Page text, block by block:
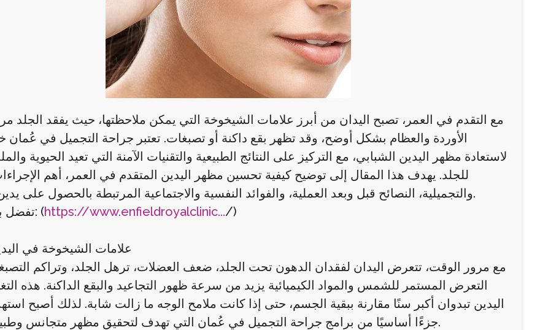
مع التقدم في العمر، تصبح اليدان من أبرز علامات الشيخوخة التي يمكن ملاحظتها، حيث يفقد الجلد
الأوردة والعظام بشكل أوضح، وقد تظهر بقع داكنة أو تصبغات. تعتبر جراحة التجميل في عُمان
لاستعادة مظهر اليدين الشبابي، مع التركيز على النتائج الطبيعية والتقنيات الآمنة التي تعيد الحيوية
للجلد. يهدف هذا المقال إلى توضيح كيفية تحسين مظهر اليدين المتقدم في العمر، أهم
والتجميلية، النصائح قبل وبعد العملية، والفوائد النفسية والاجتماعية المرتبطة بالحصول على يدين أكثر شبابًا.
تفضل بزيارتنا الآن: (https://www.enfieldroyalclinic.../)
علامات الشيخوخة في
مع مرور الوقت، تتعرض اليدان لفقدان الدهون تحت الجلد، ضعف العضلات، ترهل الجلد، وتراكم
التعرض المستمر للشمس والمواد الكيميائية يزيد من سرعة ظهور التجاعيد والبقع الداكنة. هذه
اليدين تبدوان أكبر سنًا مقارنة ببقية الجسم، حتى إذا كانت ملامح الوجه ما زالت شابة. لذلك أصبح
جزءًا أساسيًا من برامج جراحة التجميل في عُمان التي تهدف لتحقيق مظهر متجانس وطبيعي للجسم.